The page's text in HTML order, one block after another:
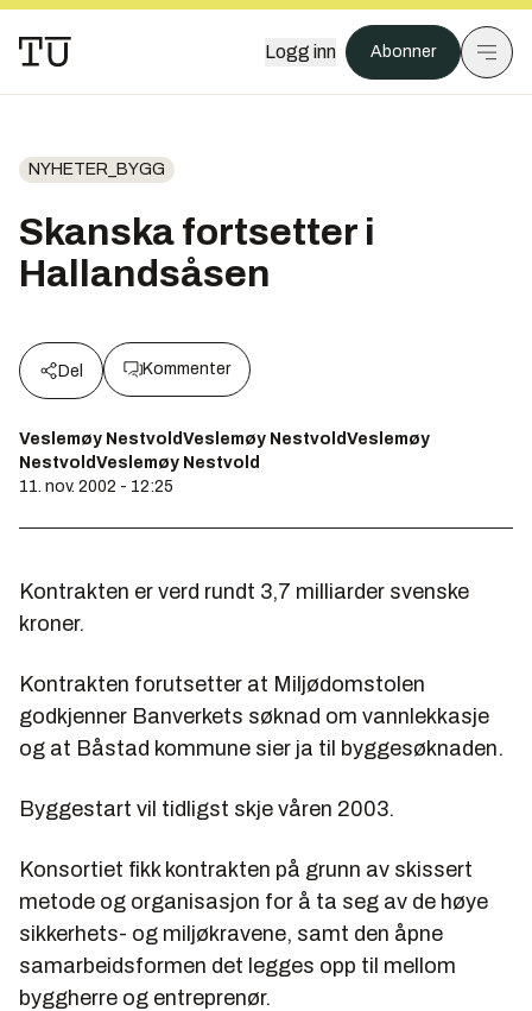
Logg inn Abonner
NYHETER_BYGG
Skanska fortsetter i
Hallandsåsen
Del Kommenter
Veslemøy NestvoldVeslemøy NestvoldVeslemøy
NestvoldVeslemøy Nestvold
11. nov. 2002 - 12:25
Kontrakten er verd rundt 3,7 milliarder svenske
kroner.
Kontrakten forutsetter at Miljødomstolen
godkjenner Banverkets søknad om vannlekkasje
og at Båstad kommune sier ja til byggesøknaden.
Byggestart vil tidligst skje våren 2003.
Konsortiet fikk kontrakten på grunn av skissert
metode og organisasjon for å ta seg av de høye
sikkerhets- og miljøkravene, samt den åpne
samarbeidsformen det legges opp til mellom
byggherre og entreprenør.